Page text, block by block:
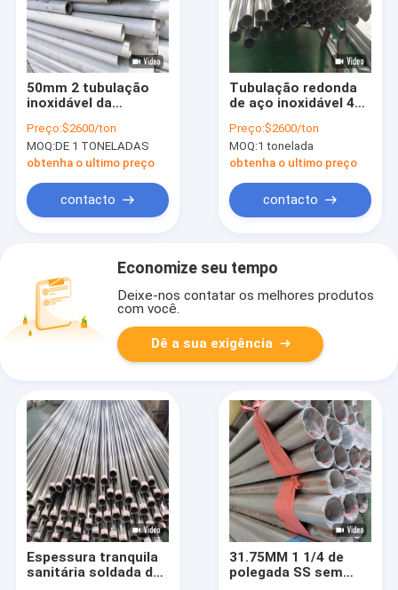
50mm 2 tubulação
inoxidável da
inoxidável de Sch 40
2b No.1 3 da
tubulação do calibre
Preço:$2600/ton
MOQ:DE 1 TONELADAS
obtenha o ultimo preço
contacto
Tubulação redonda
de aço inoxidável 402
201 tubo de 410s 430
20mm 9mm 304
Preço:$2600/ton
MOQ:1 tonelada
obtenha o ultimo preço
contacto
Economize seu tempo
Deixe-nos contatar os melhores produtos
com você.
Dê a sua exigência
Espessura tranquila
sanitária soldada de
31.75MM 1 1/4 de
polegada SS sem